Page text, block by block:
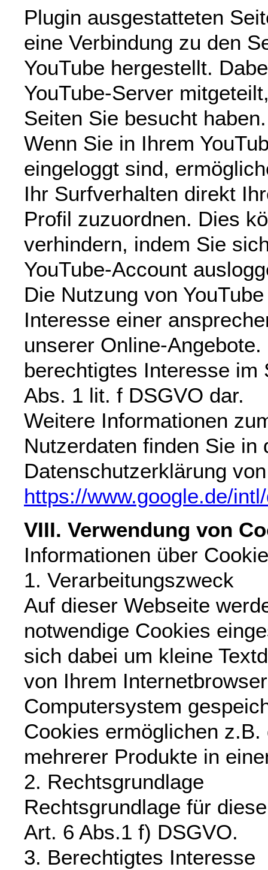
Plugin ausgestatteten
eine Verbindung zu den
YouTube hergestellt.
YouTube-Server
Seiten Sie besucht haben.
Wenn Sie in Ihrem
eingeloggt sind,
Ihr Surfverhalten direkt
Profil zuzuordnen. Dies
verhindern, indem Sie
YouTube-Account
Die Nutzung von
Interesse einer
unserer Online-
berechtigtes Interesse im
Abs. 1 lit. f DSGVO dar.
Weitere Informationen
Nutzerdaten finden Sie in
Datenschutzerklärung
https://www.google.de/
VIII. Verwendung von
Informationen über
1. Verarbeitungszweck
Auf dieser Webseite
notwendige Cookies
sich dabei um kleine
von Ihrem
Computersystem
Cookies ermöglichen z.B.
mehrerer Produkte in
2. Rechtsgrundlage
Rechtsgrundlage für
Art. 6 Abs.1 f) DSGVO.
3. Berechtigtes Interesse